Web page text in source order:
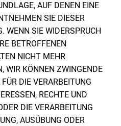
AUF DENEN EINE
SIE DIESER
WENN SIE WIDERSPRUCH
BETROFFENEN
NICHT MEHR
WIR KÖNNEN ZWINGENDE
DIE VERARBEITUNG
RECHTE UND
DIE VERARBEITUNG
AUSÜBUNG ODER